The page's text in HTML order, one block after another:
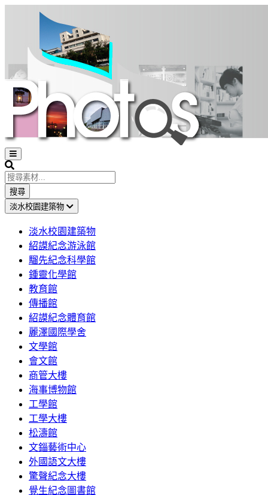
Open
sidebar
Search
搜尋
淡水校園建築物
淡水校園建築物
紹謨紀念游泳館
騮先紀念科學館
鍾靈化學館
教育館
傳播館
紹謨紀念體育館
麗澤國際學舍
文學館
會文館
商管大樓
海事博物館
工學館
工學大樓
松濤館
文錙藝術中心
外國語文大樓
驚聲紀念大樓
覺生紀念圖書館